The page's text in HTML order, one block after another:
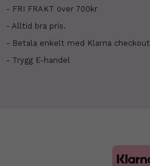
- FRI FRAKT över 700kr
- Alltid bra pris.
- Betala enkelt med Klarna checkout
- Trygg E-handel